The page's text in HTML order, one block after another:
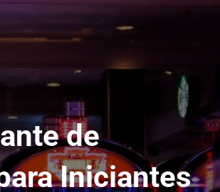
de
Iniciantes